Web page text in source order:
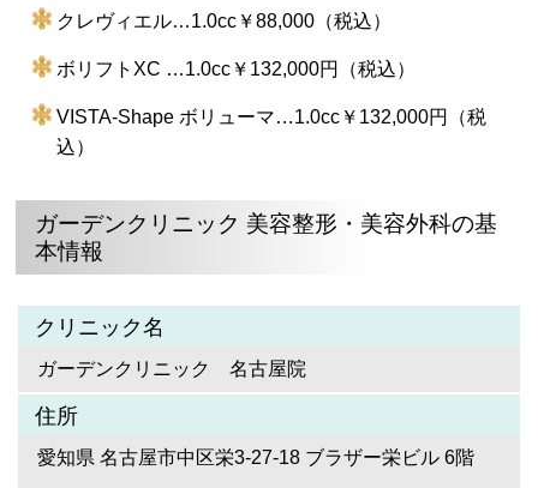
クレヴィエル…1.0cc￥88,000（税込）
ボリフトXC …1.0cc￥132,000円（税込）
VISTA-Shape ボリューマ…1.0cc￥132,000円（税
込）
ガーデンクリニック 美容整形・美容外科の基
本情報
クリニック名
ガーデンクリニック 名古屋院
住所
愛知県 名古屋市中区栄3-27-18 ブラザー栄ビル 6階